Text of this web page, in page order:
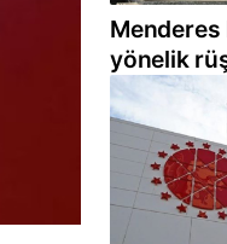
yönelik